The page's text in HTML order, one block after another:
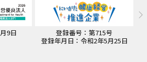
9日
登録番号：第715号
登録年月日：令和2年5月25日